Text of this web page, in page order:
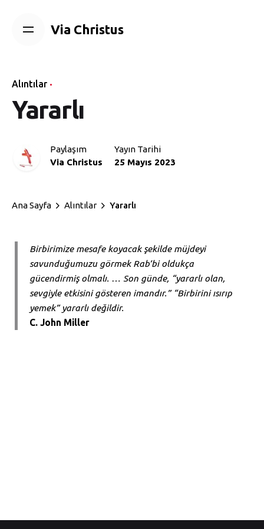
content
Via Christus
Alıntılar
Yararlı
Paylaşım
Via Christus
Yayın Tarihi
25 Mayıs 2023
Ana Sayfa Alıntılar Yararlı
Birbirimize mesafe koyacak şekilde müjdeyi
savunduğumuzu görmek Rab’bi oldukça
gücendirmiş olmalı. … Son günde, “yararlı olan,
sevgiyle etkisini gösteren imandır.” “Birbirini ısırıp
yemek” yararlı değildir.
C. John Miller